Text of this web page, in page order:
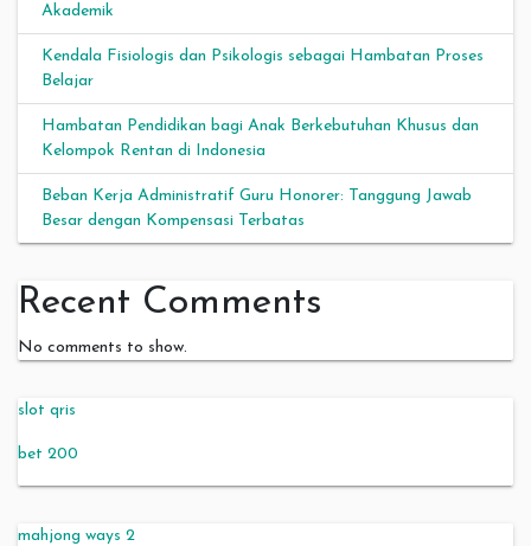
Akademik
Kendala Fisiologis dan Psikologis sebagai Hambatan Proses
Belajar
Hambatan Pendidikan bagi Anak Berkebutuhan Khusus dan
Kelompok Rentan di Indonesia
Beban Kerja Administratif Guru Honorer: Tanggung Jawab
Besar dengan Kompensasi Terbatas
Recent Comments
No comments to show.
slot qris
bet 200
mahjong ways 2